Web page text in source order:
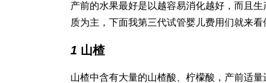
产前的水果最好是以越容易消化越好，而且
质为主，下面我第三代试管婴儿费用们就来看
1 山楂
山楂中含有大量的山楂酸、柠檬酸，产前适